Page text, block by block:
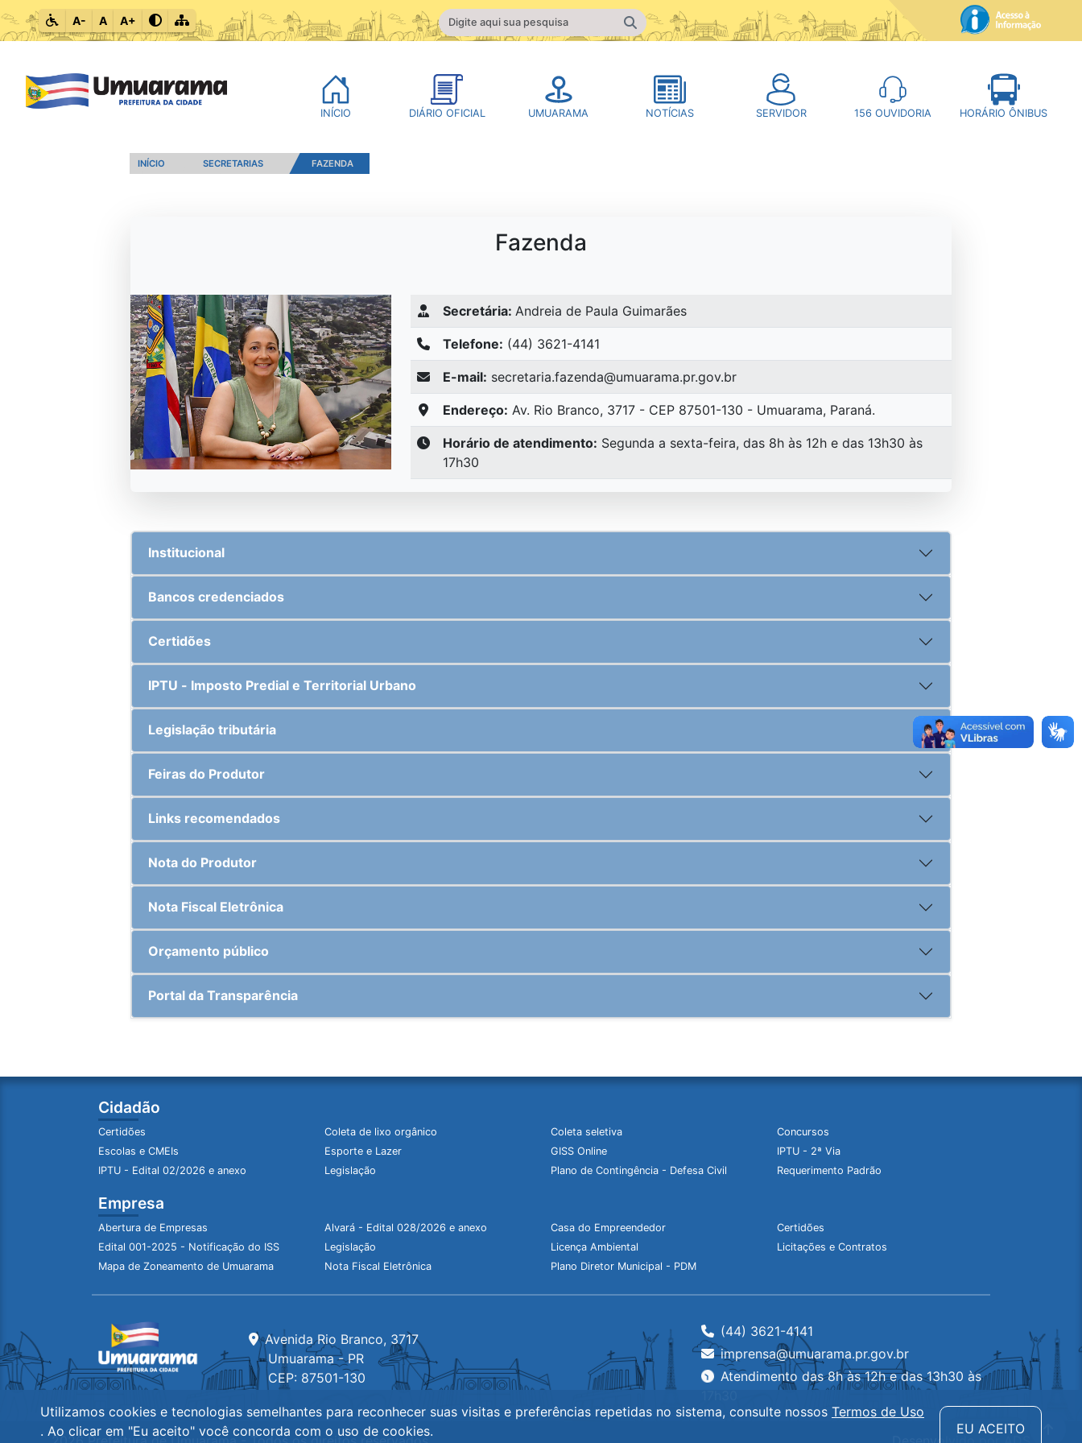
A- A A+
INÍCIO DIÁRIO OFICIAL UMUARAMA NOTÍCIAS SERVIDOR 156 OUVIDORIA HORÁRIO ÔNIBUS
INÍCIO SECRETARIAS FAZENDA
Fazenda
Secretária: Andreia de Paula Guimarães
Telefone: (44) 3621-4141
E-mail: secretaria.fazenda@umuarama.pr.gov.br
Endereço: Av. Rio Branco, 3717 - CEP 87501-130 - Umuarama, Paraná.
Horário de atendimento: Segunda a sexta-feira, das 8h às 12h e das 13h30 às
17h30
Institucional
Bancos credenciados
Certidões
IPTU - Imposto Predial e Territorial Urbano
Legislação tributária
Feiras do Produtor
Links recomendados
Nota do Produtor
Nota Fiscal Eletrônica
Orçamento público
Portal da Transparência
Cidadão
Certidões Coleta de lixo orgânico Coleta seletiva
Concursos
Escolas e CMEIs
Esporte e Lazer GISS Online
IPTU - 2ª Via
IPTU - Edital 02/2026 e anexo
Legislação Plano de Contingência - Defesa Civil Requerimento Padrão
Empresa
Abertura de Empresas Alvará - Edital 028/2026 e anexo Casa do Empreendedor
Certidões
Edital 001-2025 - Notificação do ISS
Legislação Licença Ambiental
Licitações e Contratos
Mapa de Zoneamento de Umuarama
Nota Fiscal Eletrônica Plano Diretor Municipal - PDM
Avenida Rio Branco, 3717
Umuarama - PR
CEP: 87501-130
(44) 3621-4141
imprensa@umuarama.pr.gov.br
Atendimento das 8h às 12h e das 13h30 às
Utilizamos cookies e tecnologias semelhantes para reconhecer suas visitas e preferências repetidas no sistema, consulte nossos Termos de Uso
. Ao clicar em "Eu aceito" você concorda com o uso de cookies.
EU ACEITO